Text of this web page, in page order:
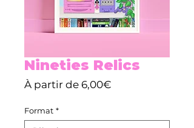
Nineties Relics
À partir de 6,00€
Format *